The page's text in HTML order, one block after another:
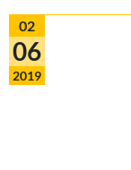
02
06
2019